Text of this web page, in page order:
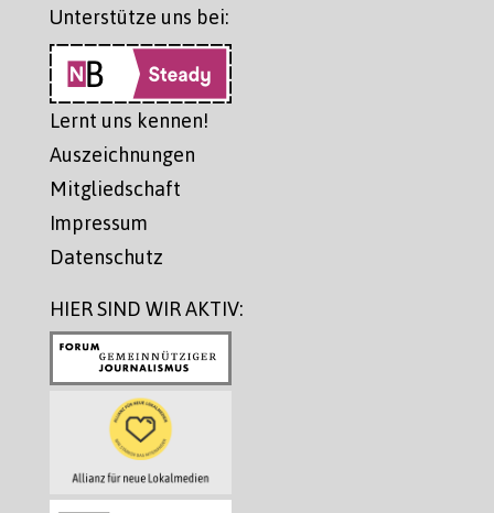
Unterstütze uns bei:
Lernt uns kennen!
Auszeichnungen
Mitgliedschaft
Impressum
Datenschutz
HIER SIND WIR AKTIV: